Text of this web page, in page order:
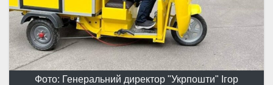
Фото: Генеральний директор "Укрпошти" Ігор